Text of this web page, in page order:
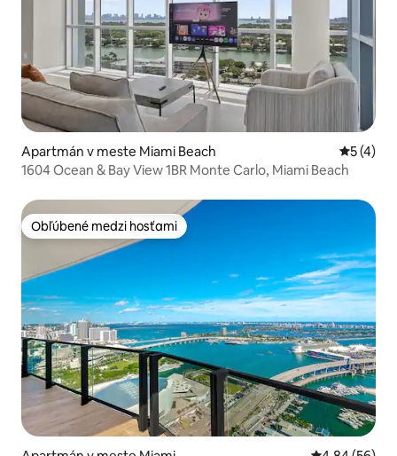
Apartmán v meste Miami Beach
5 (4)
1604 Ocean & Bay View 1BR Monte Carlo, Miami Beach
Obľúbené medzi hosťami
Obľúbené medzi hosťami